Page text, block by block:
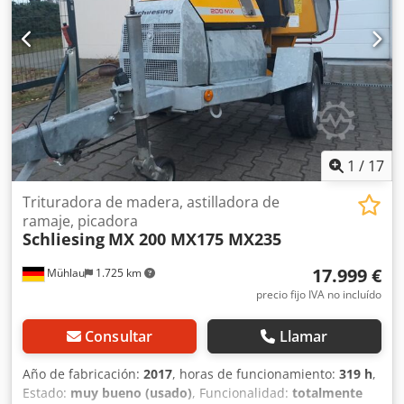
posible en 37574 Einbeck previa cita Dcedpfx Ajy A
Hbasmlek Precio 1.370 EUR más IVA | EXW Einbeck |
Entrega bajo solicitud
1 / 17
Mühlau 1.725 km
Trituradora de madera, astilladora de
ramaje, picadora
Schliesing MX 200 MX175 MX235
17.999 €
precio fijo IVA no incluído
Consultar Llamar
Año de fabricación: 2017, horas de funcionamiento: 319 h,
Estado: muy bueno (usado), Funcionalidad: totalmente